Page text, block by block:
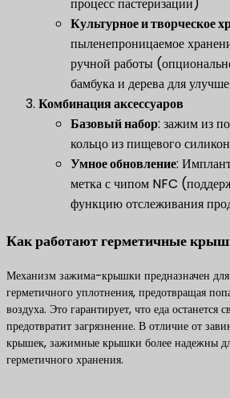
​Культурное и творческое
пыленепроницаемое
ручной работы
бамбука и дерева для
​Комбинация аксессуаров​
​Базовый набор​​: зажим из
кольцо из пищевого
​Умное обновление​​:
метка с чипом NFC
функцию отслеживания
Как работают герметичные
Механизм зажима-крышки предназначен для
герметичного уплотнения, предотвращая
воздуха. Это гарантирует, что еда останется
предотвратит загрязнение. В отличие от
крышек, зажимные крышки более надежны
герметичного хранения.